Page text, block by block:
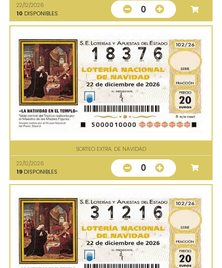
22/12/2026
10 DISPONIBLES 0
SORTEO EXTRA. DE NAVIDAD
22/12/2026
19 DISPONIBLES 0